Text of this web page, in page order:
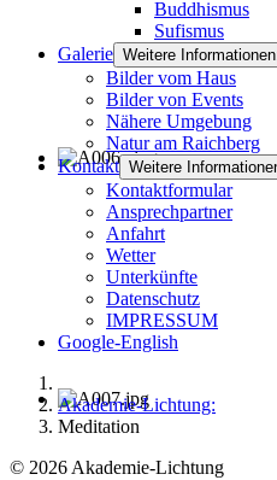
Buddhismus
Sufismus
Galerie Weitere
Bilder vom Haus
Bilder von Events
Nähere Umgebung
Natur am Raichberg
Kontakt Weitere
Kontaktformular
Ansprechpartner
Anfahrt
Wetter
Unterkünfte
Datenschutz
IMPRESSUM
Google-English
Akademie-Lichtung:
Meditation
© 2026 Akademie-Lichtung